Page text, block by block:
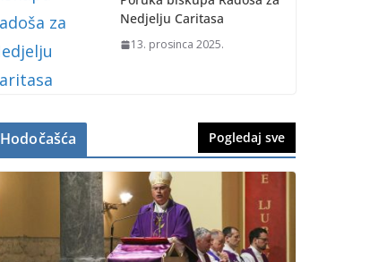
Nedjelju Caritasa
13. prosinca 2025.
Hodočašća Pogledaj sve